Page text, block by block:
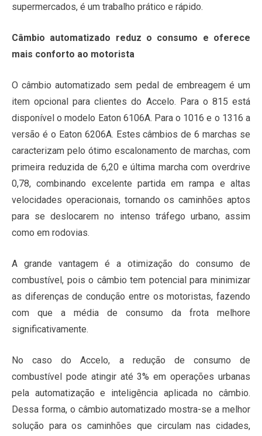
supermercados, é um trabalho prático e rápido.
Câmbio automatizado reduz o consumo e oferece
mais conforto ao motorista
O câmbio automatizado sem pedal de embreagem é um
item opcional para clientes do Accelo. Para o 815 está
disponível o modelo Eaton 6106A. Para o 1016 e o 1316 a
versão é o Eaton 6206A. Estes câmbios de 6 marchas se
caracterizam pelo ótimo escalonamento de marchas, com
primeira reduzida de 6,20 e última marcha com overdrive
0,78, combinando excelente partida em rampa e altas
velocidades operacionais, tornando os caminhões aptos
para se deslocarem no intenso tráfego urbano, assim
como em rodovias.
A grande vantagem é a otimização do consumo de
combustível, pois o câmbio tem potencial para minimizar
as diferenças de condução entre os motoristas, fazendo
com que a média de consumo da frota melhore
significativamente.
No caso do Accelo, a redução de consumo de
combustível pode atingir até 3% em operações urbanas
pela automatização e inteligência aplicada no câmbio.
Dessa forma, o câmbio automatizado mostra-se a melhor
solução para os caminhões que circulam nas cidades,